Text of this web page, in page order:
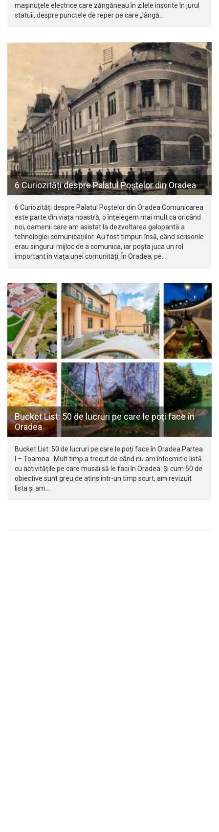
mașinuțele electrice care zăngăneau în zilele însorite în jurul
statuii, despre punctele de reper pe care „lângă…
6 Curiozități despre Palatul Poștelor din Oradea
6 Curiozități despre Palatul Poștelor din Oradea Comunicarea
este parte din viața noastră, o înțelegem mai mult ca oricând
noi, oamenii care am asistat la dezvoltarea galopantă a
tehnologiei comunicațiilor. Au fost timpuri însă, când scrisorile
erau singurul mijloc de a comunica, iar poșta juca un rol
important în viața unei comunități. În Oradea, pe…
Bucket List: 50 de lucruri pe care le poți face în
Oradea
Bucket List: 50 de lucruri pe care le poți face în Oradea Partea
I – Toamna Mult timp a trecut de când nu am întocmit o listă
cu activitățile pe care musai să le faci în Oradea. Și cum 50 de
obiective sunt greu de atins într-un timp scurt, am revizuit
lista și am…